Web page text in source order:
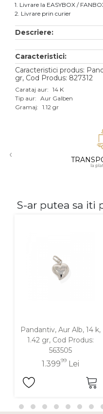
Pandantive
Accesorii
Aur galben
Aur alb
Aur roz
1. Livrare la EASYBOX /
2. Livrare prin curier
Descriere:
Caracteristici:
Caracteristici produs:
gr, Cod Produs: 827312
Carataj aur: 14 K
Tip aur: Aur Galben
Gramaj: 1.12 gr
‹
la
S-ar putea sa iti
Pandantiv, Aur Alb, 14 k,
1.42 gr, Cod Produs:
563505
1.39999Lei